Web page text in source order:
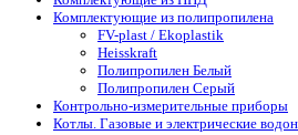
Комплектующие из полипропилена
FV-plast / Ekoplastik
Heisskraft
Полипропилен Белый
Полипропилен Серый
Контрольно-измерительные приборы
Котлы. Газовые и электрические